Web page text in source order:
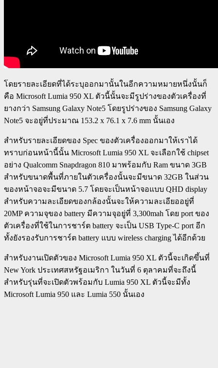
โดยรายละเอียดที่ได้ระบุออกมานั้นในอีกความหมายหนึ่งนั้นก็
คือ Microsoft Lumia 950 XL ตัวนี้นั้นจะมีรูปร่างของตัวเครื่องที่
ยางกว่า Samsung Galaxy Note5 โดยรูปร่างของ Samsung Galaxy
Note5 จะอยู่ที่ประมาณ 153.2 x 76.1 x 7.6 mm นั้นเอง
สำหรับรายละเอียดของ Spec ของตัวเครื่องออกมาให้เราได้
ทราบก่อนหน้านี้นั้น Microsoft Lumia 950 XL จะเลือกใช้ chipset
อย่าง Qualcomm Snapdragon 810 มาพร้อมกับ Ram ขนาด 3GB
สำหรับขนาดพื้นที่ภายในตัวเครื่องนั้นจะมีขนาด 32GB ในส่วน
ของหน้าจอจะมีขนาด 5.7 โดยจะเป็นหน้าจอแบบ QHD display
สำหรับความละเอียดของกล้องนั้นจะให้ความละเอียออยู่ที่
20MP ความจุของ battery มีความจุอยู่ที่ 3,300mah โดย port ของ
ตัวเครื่องที่ใช้ในการชาร์ต battery จะเป็น USB Type-C port อีก
ทั้งยังรองรับการชาร์ต battery แบบ wireless charging ได้อีกด้วย
สำหรับงานเปิดตัวของ Microsoft Lumia 950 XL ตัวนี้จะเกิดขึ้นที่
New York ประเทศสหรัฐอเมริกา ในวันที่ 6 ตุลาคมที่จะถึงนี้
สำหรับรุ่นที่จะเปิดตัวพร้อมกับ Lumia 950 XL ตัวนี้จะมีทั้ง
Microsoft Lumia 950 และ Lumia 550 นั้นเอง